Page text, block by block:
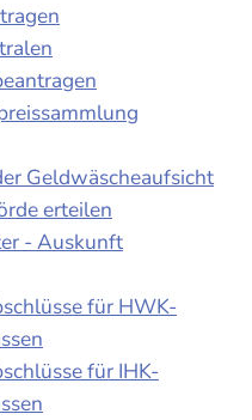
Geldwäscheaufsicht
erteilen
- Auskunft
für HWK-
für IHK-